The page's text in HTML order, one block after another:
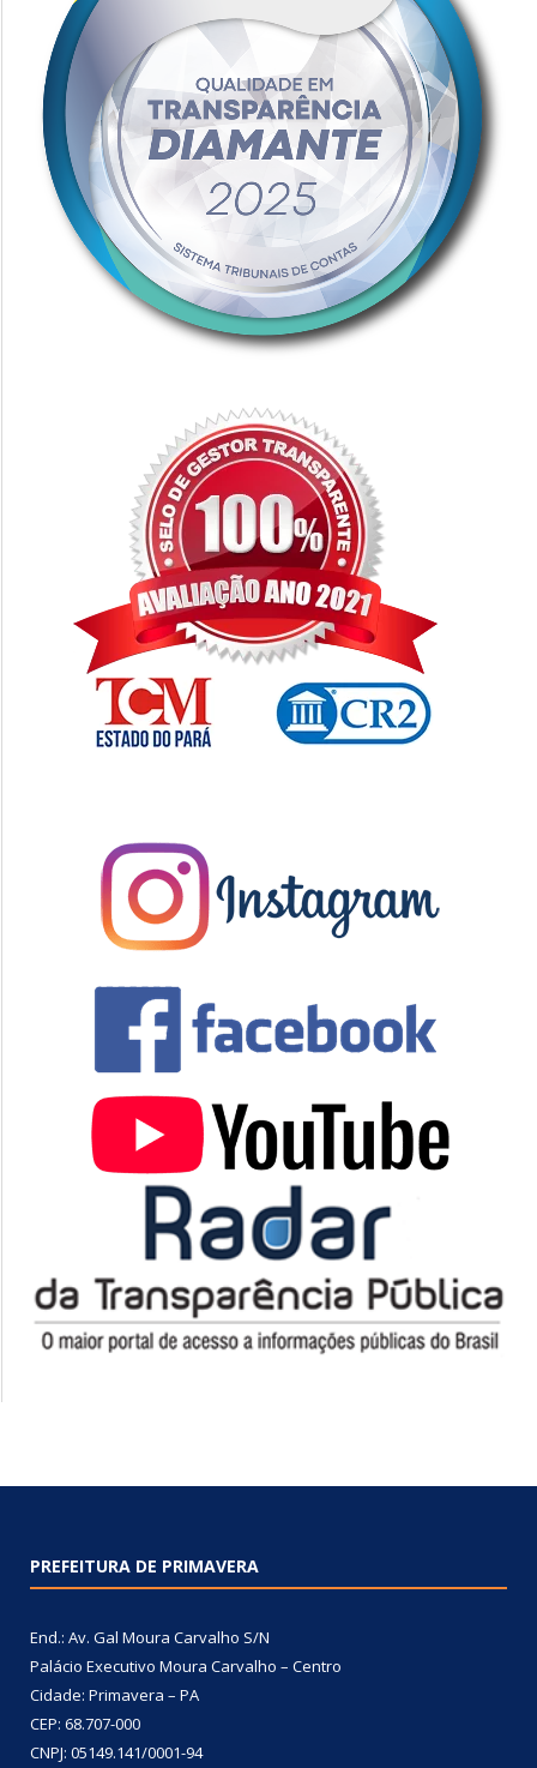
PREFEITURA DE PRIMAVERA
End.: Av. Gal Moura Carvalho S/N
Palácio Executivo Moura Carvalho – Centro
Cidade: Primavera – PA
CEP: 68.707-000
CNPJ: 05149.141/0001-94